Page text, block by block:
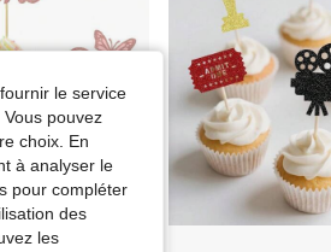
le service
pouvez
choix. En
à analyser le
pour compléter
des
les